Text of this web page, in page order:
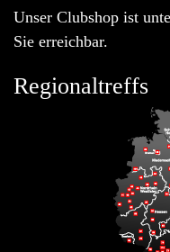
Unser Clubshop ist
Sie erreichbar.
Regionaltreffs